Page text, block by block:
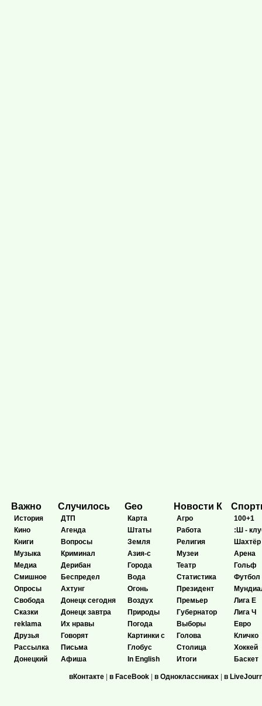
Важно
История
Кино
Книги
Музыка
Медиа
Смишное
Опросы
Свобода
Сказки
reklama
Друзья
Рассылка
Донецкий
Случилось
ДТП
Агенда
Вопросы
Криминал
Дерибан
Беспредел
Ахтунг
Донецк сегодня
Донецк завтра
Их нравы
Говорят
Письма
Афиша
Geo
Карта
Штаты
Земля
Азия-с
Города
Вода
Огонь
Воздух
Природы
Погода
Картинки с
Глобус
In English
Новости К
Агро
Работа
Религия
Музеи
Театр
Статистика
Президент
Премьер
Губернатор
Выборы
Голова
Столица
Итоги
100+1
:Ш -
Шахтёр
Арена
Гольф
Футбол
Лига Е
Лига Ч
Евро
Кличко
Хоккей
Баскет
вКонтакте | в FaceBook | в Одноклассниках | в